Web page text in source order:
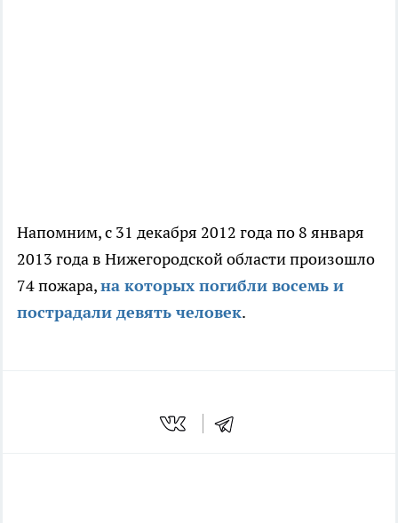
Напомним, с 31 декабря 2012 года по 8 января
2013 года в Нижегородской области произошло
74 пожара,на которых погибли восемь и
пострадали девять человек.